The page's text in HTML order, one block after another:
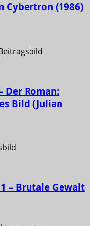
Cybertron (1986)
Der Roman:
Bild (Julian
– Brutale Gewalt